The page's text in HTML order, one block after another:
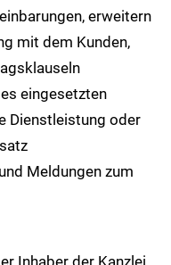
erweitern
mit dem Kunden,
eingesetzten
Dienstleistung oder
Meldungen zum